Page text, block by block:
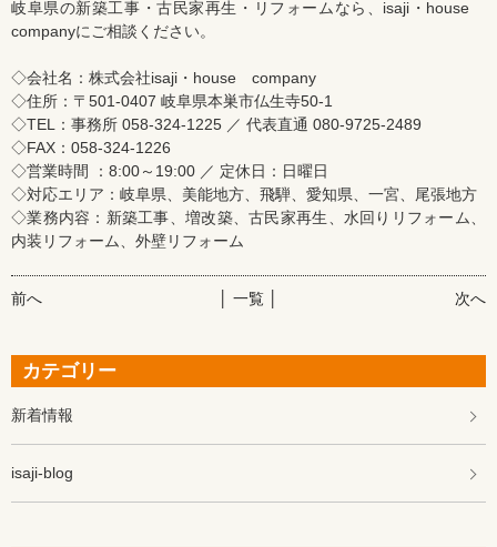
岐阜県の新築工事・古民家再生・リフォームなら、isaji・house
companyにご相談ください。
◇会社名：株式会社isaji・house company
◇住所：〒501-0407 岐阜県本巣市仏生寺50-1
◇TEL：事務所 058-324-1225 ／ 代表直通 080-9725-2489
◇FAX：058-324-1226
◇営業時間 ：8:00～19:00 ／ 定休日：日曜日
◇対応エリア：岐阜県、美能地方、飛騨、愛知県、一宮、尾張地方
◇業務内容：新築工事、増改築、古民家再生、水回りリフォーム、
内装リフォーム、外壁リフォーム
前へ 次へ
│ 一覧 │
カテゴリー
新着情報
isaji-blog